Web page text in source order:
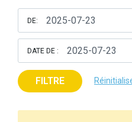
DE:
DATE DE :
FILTRE